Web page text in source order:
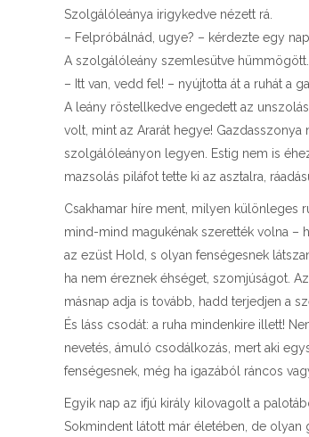
Szolgálóleánya irigykedve nézett rá.
– Felpróbálnád, ugye? – kérdezte egy
A szolgálóleány szemlesütve hümmögött.
– Itt van, vedd fel! – nyújtotta át a ruhát a
A leány röstellkedve engedett az
volt, mint az Ararát hegye!
szolgálóleányon legyen. Estig nem is
mazsolás piláfot tette ki az asztalra,
Csakhamar híre ment, milyen különleges
mind-mind magukénak szerették volna –
az ezüst Hold, s olyan fenségesnek
ha nem éreznek éhséget, szomjúságot.
másnap adja is tovább, hadd terjedjen a
És láss csodát: a ruha mindenkire illett!
nevetés, ámuló csodálkozás, mert aki
fenségesnek, még ha igazából ráncos
Egyik nap az ifjú király kilovagolt a
Sokmindent látott már életében, de olyan